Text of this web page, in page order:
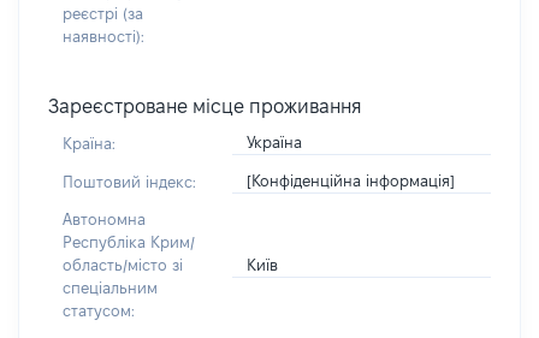
реєстрі (за
наявності):
Зареєстроване місце проживання
Країна: Україна
Поштовий індекс: [Конфіденційна інформація]
Автономна
Республіка Крим/
область/місто зі
спеціальним
статусом:
Київ